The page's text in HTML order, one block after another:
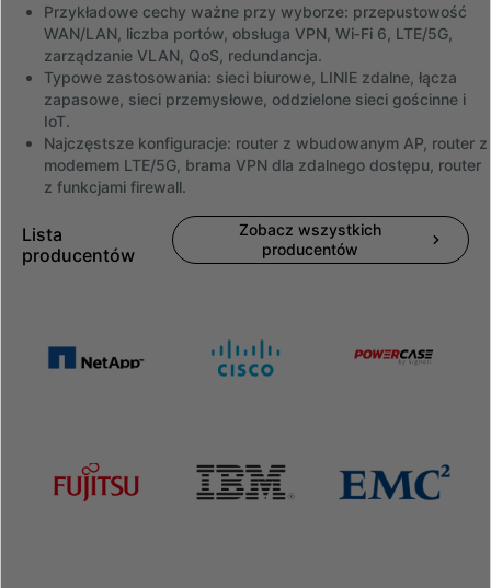
Przykładowe cechy ważne przy wyborze: przepustowość
WAN/LAN, liczba portów, obsługa VPN, Wi‑Fi 6, LTE/5G,
zarządzanie VLAN, QoS, redundancja.
Typowe zastosowania: sieci biurowe, LINIE zdalne, łącza
zapasowe, sieci przemysłowe, oddzielone sieci gościnne i
IoT.
Najczęstsze konfiguracje: router z wbudowanym AP, router z
modemem LTE/5G, brama VPN dla zdalnego dostępu, router
z funkcjami firewall.
Lista
producentów
Zobacz wszystkich
producentów